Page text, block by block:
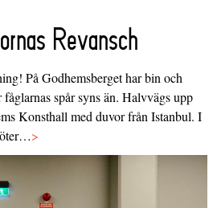
Revansch
På Godhemsberget har bin och
spår syns än. Halvvägs upp
Konsthall med duvor från Istanbul. I
>